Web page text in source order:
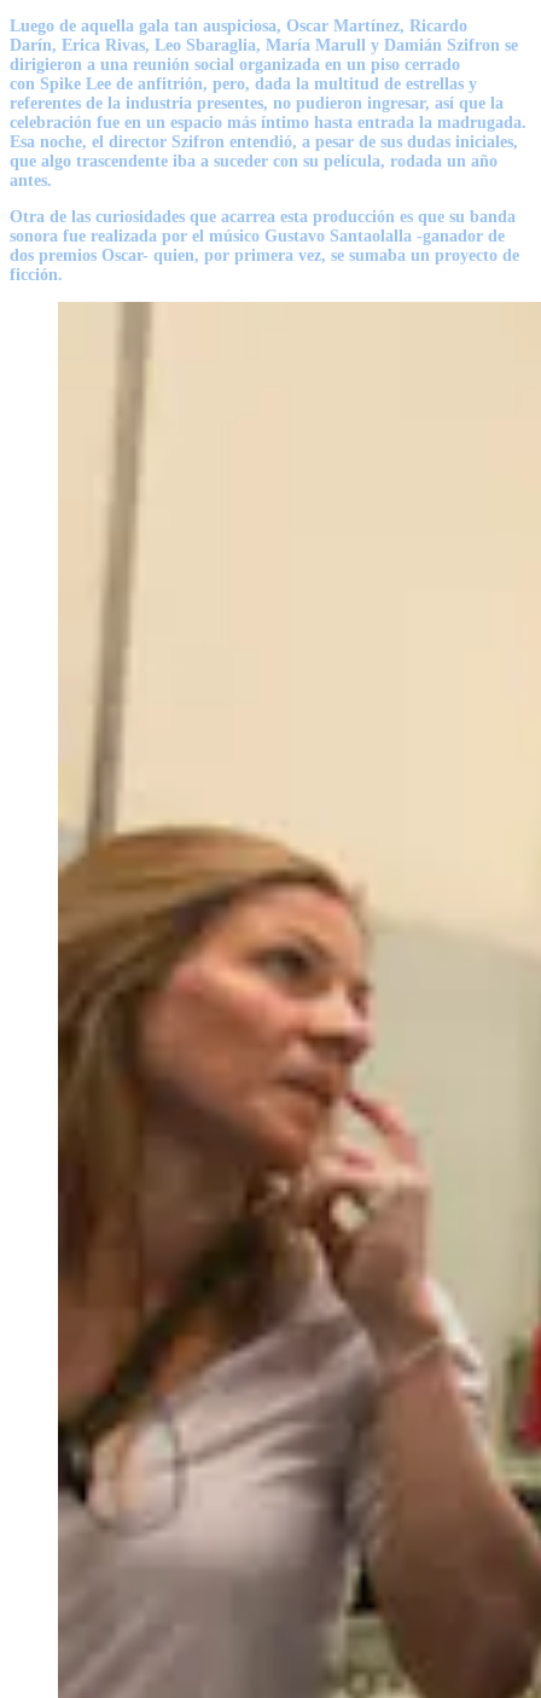
Luego de aquella gala tan auspiciosa, Oscar Martínez, Ricardo
Darín, Erica Rivas, Leo Sbaraglia, María Marull y Damián Szifron se
dirigieron a una reunión social organizada en un piso cerrado
con Spike Lee de anfitrión, pero, dada la multitud de estrellas y
referentes de la industria presentes, no pudieron ingresar, así que la
celebración fue en un espacio más íntimo hasta entrada la madrugada.
Esa noche, el director Szifron entendió, a pesar de sus dudas iniciales,
que algo trascendente iba a suceder con su película, rodada un año
antes.
Otra de las curiosidades que acarrea esta producción es que su banda
sonora fue realizada por el músico Gustavo Santaolalla -ganador de
dos premios Oscar- quien, por primera vez, se sumaba un proyecto de
ficción.